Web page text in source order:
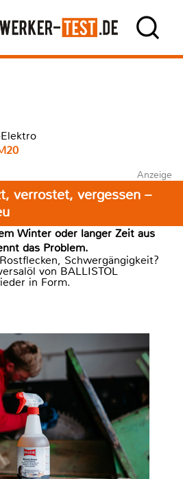
Anzeige
verrostet, vergessen –
Winter oder langer Zeit aus
das Problem.
Schwergängigkeit?
von BALLISTOL
in Form.